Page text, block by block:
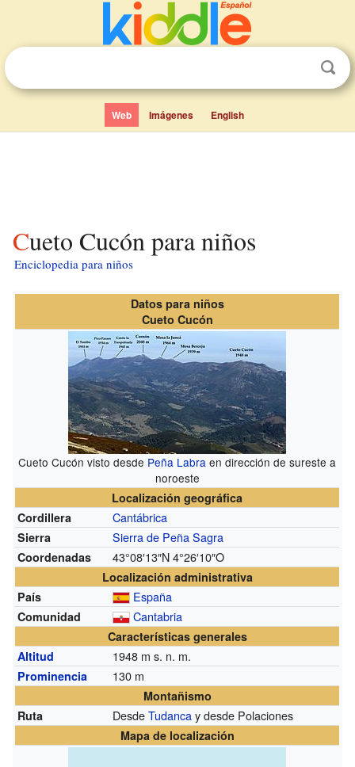
Web Imágenes English
Cueto Cucón para niños
Enciclopedia para niños
Datos para niños
Cueto Cucón
Cueto Cucón visto desde Peña Labra en dirección de sureste a
noroeste
Localización geográfica
Cordillera
Cantábrica
Sierra Sierra de Peña Sagra
Coordenadas 43°08′13″N4°26′10″O
Localización administrativa
País
España
Comunidad Cantabria
Características generales
Altitud
1948 m s. n. m.
Prominencia 130 m
Montañismo
Ruta
DesdeTudancay desde Polaciones
Mapa de localización